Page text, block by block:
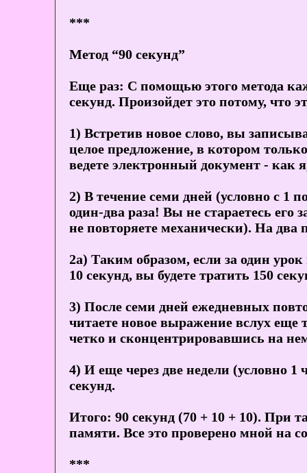
***
Метод “90 секунд”
Еще раз: С помощью этого метода
секунд. Произойдет это потому, что
1) Встретив новое слово, вы
целое предложение, в котором
ведете электронный документ -
2) В течение семи дней (условно с 1
один-два раза! Вы не стараетесь
не повторяете механически). На два
2а) Таким образом, если за один
10 секунд, вы будете тратить 150
3) После семи дней ежедневных
читаете новое выражение вслух еще
четко и сконцентрировавшись на
4) И еще через две недели (условно 1
секунд.
Итого: 90 секунд (70 + 10 + 10). При
памяти. Все это проверено мной на
***